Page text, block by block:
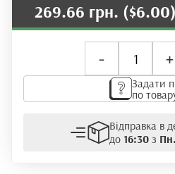
269.66 грн. ($6.00)
-
дільник
PLC
1x3
SC/APC
+
Задати
по
Відправка в
до 16:30з Пн.